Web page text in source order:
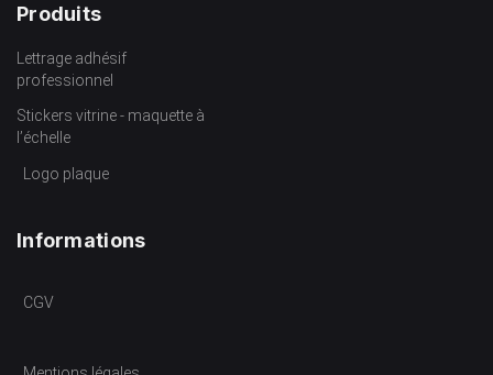
Produits
Lettrage adhésif
professionnel
Stickers vitrine - maquette à
l’échelle
Logo plaque
Informations
CGV